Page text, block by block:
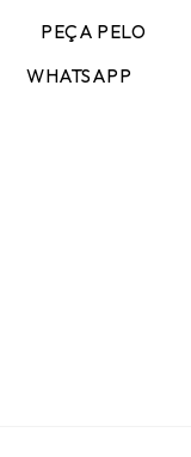
PEÇA PELO
WHATSAPP